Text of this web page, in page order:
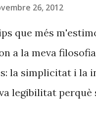
26, 2012
que més
a la meva
la simplicitat i la
legibilitat perquè